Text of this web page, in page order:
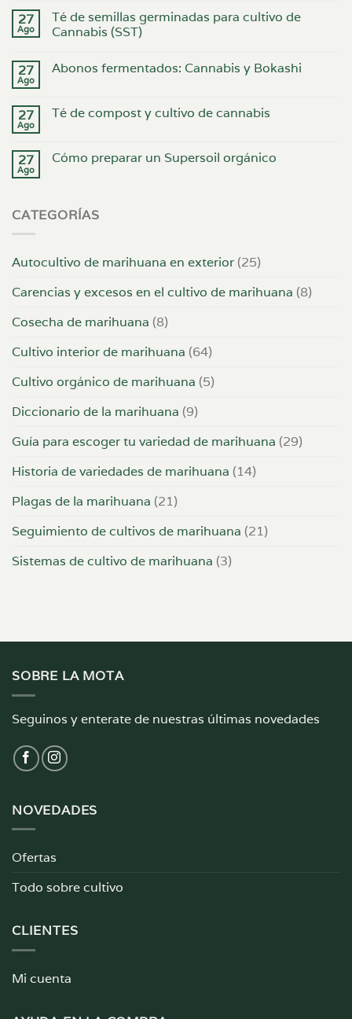
27
Ago
Té de semillas germinadas para cultivo de
Cannabis (SST)
27
Ago
Abonos fermentados: Cannabis y Bokashi
27
Ago
Té de compost y cultivo de cannabis
27
Ago
Cómo preparar un Supersoil orgánico
CATEGORÍAS
Autocultivo de marihuana en exterior (25)
Carencias y excesos en el cultivo de marihuana (8)
Cosecha de marihuana (8)
Cultivo interior de marihuana (64)
Cultivo orgánico de marihuana (5)
Diccionario de la marihuana (9)
Guía para escoger tu variedad de marihuana (29)
Historia de variedades de marihuana (14)
Plagas de la marihuana (21)
Seguimiento de cultivos de marihuana (21)
Sistemas de cultivo de marihuana (3)
SOBRE LA MOTA
Seguinos y enterate de nuestras últimas novedades
NOVEDADES
Ofertas
Todo sobre cultivo
CLIENTES
Mi cuenta